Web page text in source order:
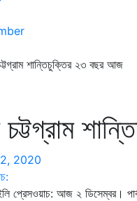
শান্তিচুক্তির ২৩ বছর আজ
চট্টগ্রাম
2020
প্রেসওয়াচ: আজ ২ ডিসেম্বর।